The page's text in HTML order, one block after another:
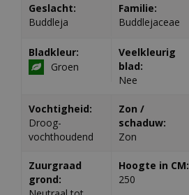
Geslacht:
Buddleja
Familie:
Buddlejaceae
Bladkleur:
Groen
Veelkleurig
blad:
Nee
Vochtigheid:
Droog-
vochthoudend
Zon /
schaduw:
Zon
Zuurgraad
grond:
Hoogte in CM:
250